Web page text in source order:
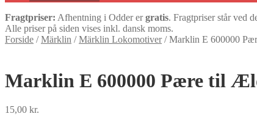
Fragtpriser: Afhentning i Odder ergratis. Fragtpriser står ved
Alle priser på siden vises inkl. dansk moms.
Forside /Märklin /Märklin Lokomotiver/Marklin E 600000
Marklin E 600000 Pære til
15,00 kr.